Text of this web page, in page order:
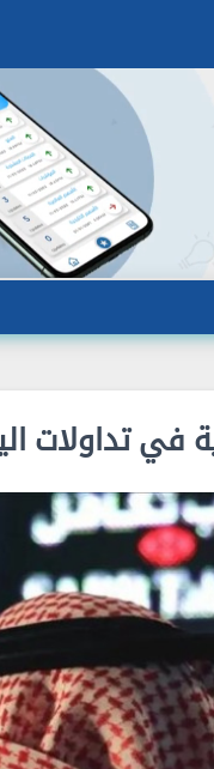
تداولات